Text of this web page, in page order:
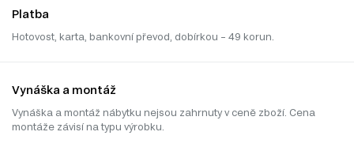
Platba
Hotovost, karta, bankovní převod, dobírkou – 49 korun.
Vynáška a montáž
Vynáška a montáž nábytku nejsou zahrnuty v ceně zboží. Cena
montáže závisí na typu výrobku.